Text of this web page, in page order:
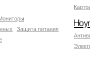
Защита питания